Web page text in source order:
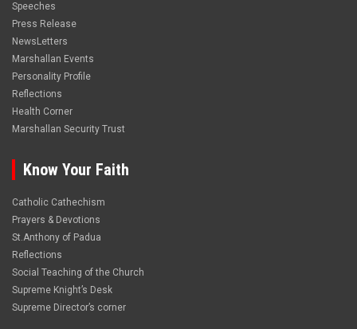
Speeches
Press Release
NewsLetters
Marshallan Events
Personality Profile
Reflections
Health Corner
Marshallan Security Trust
Know Your Faith
Catholic Cathechism
Prayers & Devotions
St.Anthony of Padua
Reflections
Social Teaching of the Church
Supreme Knight’s Desk
Supreme Director’s corner